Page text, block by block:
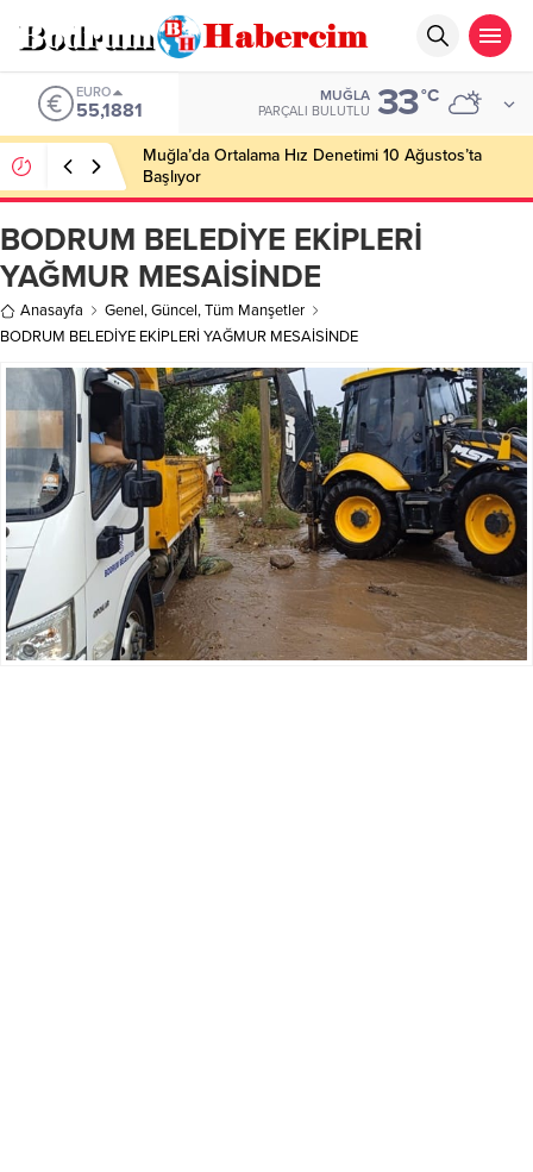
ALTIN
6.660,55
MUĞLA
PARÇALI BULUTLU 33°C
Ankara; “Bodrum’un misyonu, mottosu, vizyonu;
genç oyuncuları parlatıp onlara kariyer
kazandırmak”
BODRUM BELEDİYE EKİPLERİ
YAĞMUR MESAİSİNDE
Anasayfa Genel,Güncel,Tüm Manşetler
BODRUM BELEDİYE EKİPLERİ YAĞMUR MESAİSİNDE